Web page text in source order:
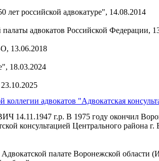
российской адвокатуре", 14.08.2014
адвокатов Российской Федерации,
13.06.2018
18.03.2024
адвокатов "Адвокатская
г.р. В 1975 году окончил
консультацией Центрального района г.
Адвокатской палате Воронежской